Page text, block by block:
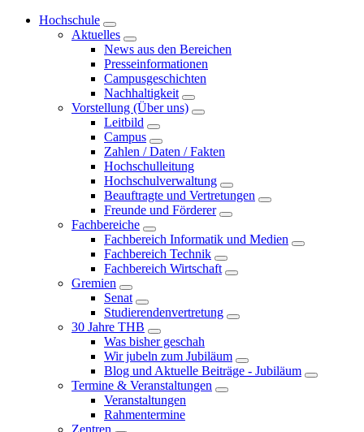
Hochschule
Aktuelles
News aus den Bereichen
Presseinformationen
Campusgeschichten
Nachhaltigkeit
Vorstellung (Über uns)
Leitbild
Campus
Zahlen / Daten / Fakten
Hochschulleitung
Hochschulverwaltung
Beauftragte und Vertretungen
Freunde und Förderer
Fachbereiche
Fachbereich Informatik und Medien
Fachbereich Technik
Fachbereich Wirtschaft
Gremien
Senat
Studierendenvertretung
30 Jahre THB
Was bisher geschah
Wir jubeln zum Jubiläum
Blog und Aktuelle Beiträge - Jubiläum
Termine & Veranstaltungen
Veranstaltungen
Rahmentermine
Zentren